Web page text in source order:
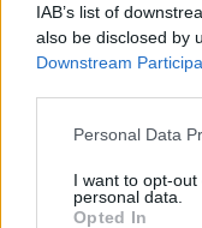
IAB’s list of
also be disclosed by
Downstream
Personal Data
I want to opt-
personal data.
Opted In
Energy Investment
csúcsvezetői egy
versenyképességről,
energetikai
határidős jegyzése
ezzel több mint